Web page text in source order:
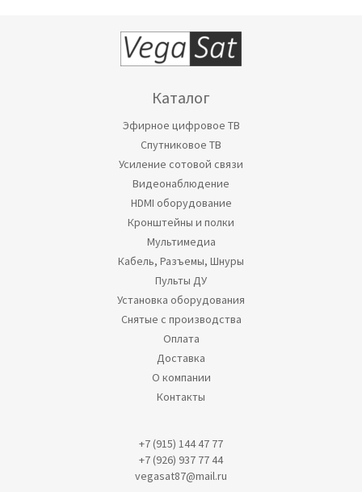
Каталог
Эфирное цифровое ТВ
Спутниковое ТВ
Усиление сотовой связи
Видеонаблюдение
HDMI оборудование
Кронштейны и полки
Мультимедиа
Кабель, Разъемы, Шнуры
Пульты ДУ
Установка оборудования
Снятые с производства
Оплата
Доставка
О компании
Контакты
+7 (915) 144 47 77
+7 (926) 937 77 44
vegasat87@mail.ru